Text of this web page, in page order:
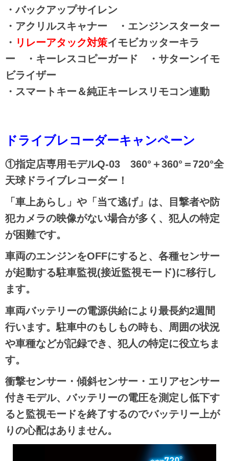
・バックアップサイレン
・アクリルスキャナー ・エンジンスターター
・ リレーアタック対策イモビカッターキラ
ー ・キーレスコピーガード ・サターンイモ
ビライザー
・スマートキー＆純正キーレスリモコン連動
ドライブレコーダーキャンペーン
①指定店専用モデルQ-03 360°＋360°＝720°全
天球ドライブレコーダー！
「車上あらし」や「当て逃げ」は、目撃者や防
犯カメラの映像がない場合が多く、犯人の特定
が困難です。
車両のエンジンをOFFにすると、各種センサー
が起動する駐車監視(接近監視モード)に移行し
ます。
車両バッテリーの電源供給により最長約2週間
行います。駐車中のもしもの時も、周囲の状況
や車種などが記録でき、犯人の特定に役立ちま
す。
衝撃センサー・傾斜センサー・エリアセンサー
付きモデル、バッテリーの電圧を測定し低下す
ると監視モードを終了するのでバッテリー上が
りの心配はありません。